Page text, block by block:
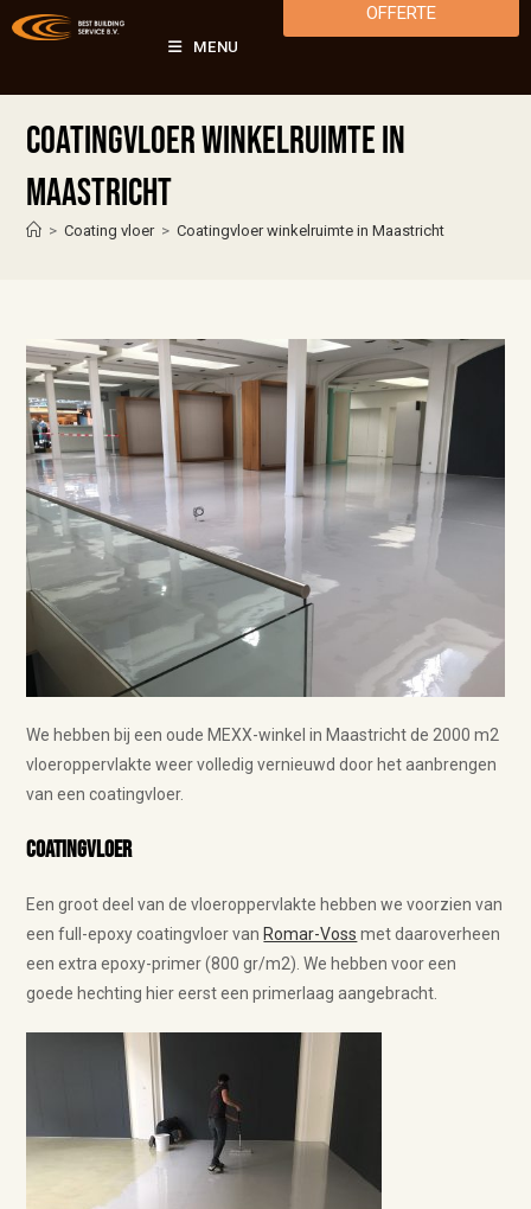
MENU
OFFERTE
Coatingvloer winkelruimte in
Maastricht
> Coating vloer > Coatingvloer winkelruimte in Maastricht
We hebben bij een oude MEXX-winkel in Maastricht de 2000 m2
vloeroppervlakte weer volledig vernieuwd door het aanbrengen
van een coatingvloer.
Coatingvloer
Een groot deel van de vloeroppervlakte hebben we voorzien van
een full-epoxy coatingvloer van Romar-Voss met daaroverheen
een extra epoxy-primer (800 gr/m2). We hebben voor een
goede hechting hier eerst een primerlaag aangebracht.